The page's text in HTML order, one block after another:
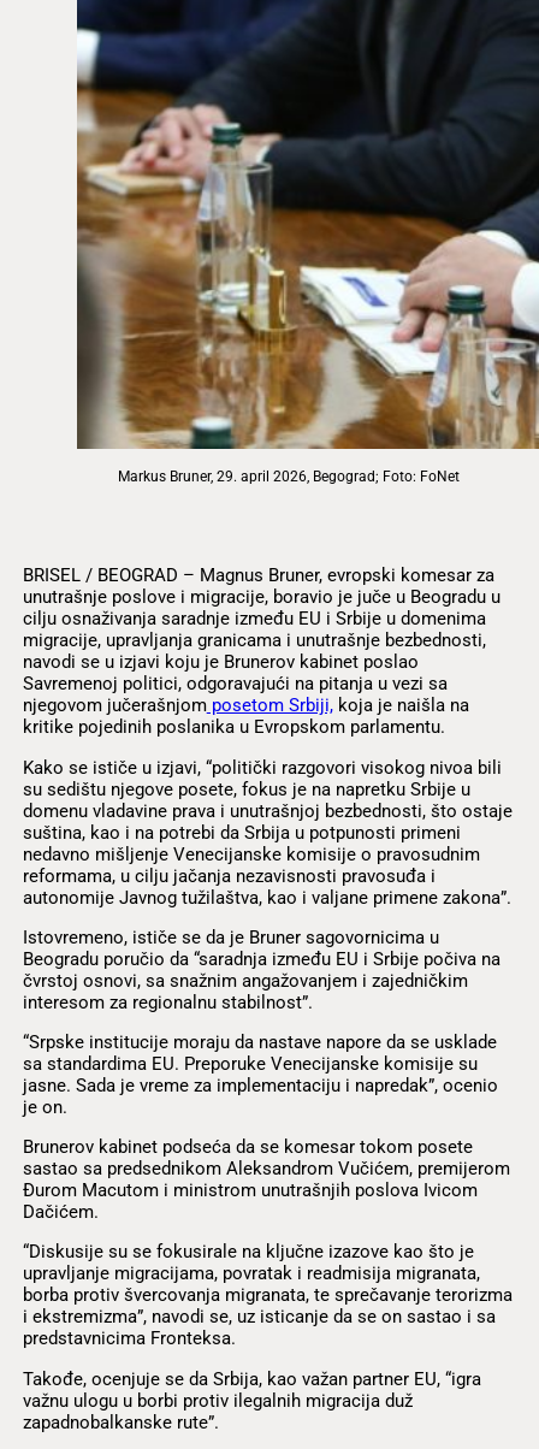
Markus Bruner, 29. april 2026, Begograd; Foto: FoNet
BRISEL / BEOGRAD – Magnus Bruner, evropski komesar za
unutrašnje poslove i migracije, boravio je juče u Beogradu u
cilju osnaživanja saradnje između EU i Srbije u domenima
migracije, upravljanja granicama i unutrašnje bezbednosti,
navodi se u izjavi koju je Brunerov kabinet poslao
Savremenoj politici, odgoravajući na pitanja u vezi sa
njegovom jučerašnjomposetom Srbiji,koja je naišla na
kritike pojedinih poslanika u Evropskom parlamentu.
Kako se ističe u izjavi, “politički razgovori visokog nivoa bili
su sedištu njegove posete, fokus je na napretku Srbije u
domenu vladavine prava i unutrašnjoj bezbednosti, što ostaje
suština, kao i na potrebi da Srbija u potpunosti primeni
nedavno mišljenje Venecijanske komisije o pravosudnim
reformama, u cilju jačanja nezavisnosti pravosuđa i
autonomije Javnog tužilaštva, kao i valjane primene zakona”.
Istovremeno, ističe se da je Bruner sagovornicima u
Beogradu poručio da “saradnja između EU i Srbije počiva na
čvrstoj osnovi, sa snažnim angažovanjem i zajedničkim
interesom za regionalnu stabilnost”.
“Srpske institucije moraju da nastave napore da se usklade
sa standardima EU. Preporuke Venecijanske komisije su
jasne. Sada je vreme za implementaciju i napredak”, ocenio
je on.
Brunerov kabinet podseća da se komesar tokom posete
sastao sa predsednikom Aleksandrom Vučićem, premijerom
Đurom Macutom i ministrom unutrašnjih poslova Ivicom
Dačićem.
“Diskusije su se fokusirale na ključne izazove kao što je
upravljanje migracijama, povratak i readmisija migranata,
borba protiv švercovanja migranata, te sprečavanje terorizma
i ekstremizma”, navodi se, uz isticanje da se on sastao i sa
predstavnicima Fronteksa.
Takođe, ocenjuje se da Srbija, kao važan partner EU, “igra
važnu ulogu u borbi protiv ilegalnih migracija duž
zapadnobalkanske rute”.